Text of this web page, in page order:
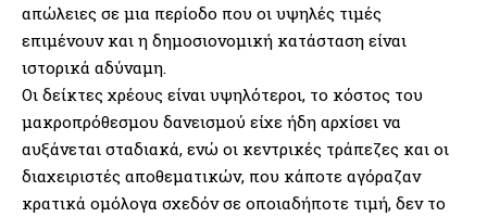
απώλειες σε μια περίοδο που οι υψηλές τιμές
επιμένουν και η δημοσιονομική κατάσταση είναι
ιστορικά αδύναμη.
Οι δείκτες χρέους είναι υψηλότεροι, το κόστος του
μακροπρόθεσμου δανεισμού είχε ήδη αρχίσει να
αυξάνεται σταδιακά, ενώ οι κεντρικές τράπεζες και οι
διαχειριστές αποθεματικών, που κάποτε αγόραζαν
κρατικά ομόλογα σχεδόν σε οποιαδήποτε τιμή, δεν το